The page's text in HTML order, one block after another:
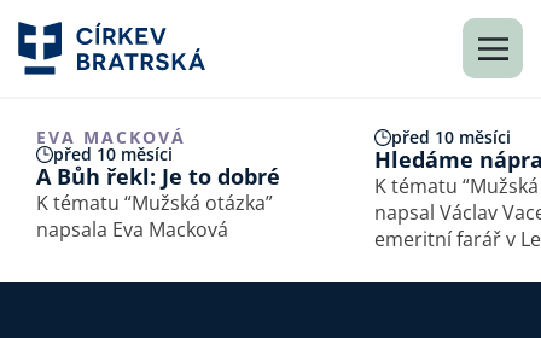
EVA MACKOVÁ
před 10 měsíci
A Bůh řekl: Je to dobré
K tématu “Mužská otázka”
napsala Eva Macková
před 10 měsíci
Hledáme
K tématu
napsal Václav
emeritní farář v